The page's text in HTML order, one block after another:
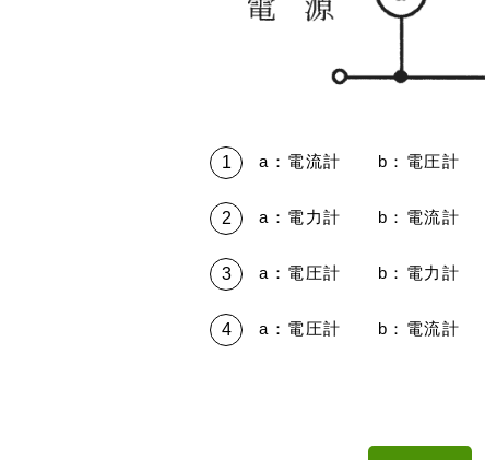
a：電流計 b：電圧計
a：電力計 b：電流計
a：電圧計 b：電力計
a：電圧計 b：電流計